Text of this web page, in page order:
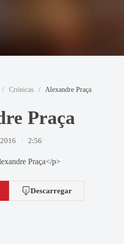
/ Crónicas / Alexandre Praça
Praça
2:56
Praça</p>
Descarregar